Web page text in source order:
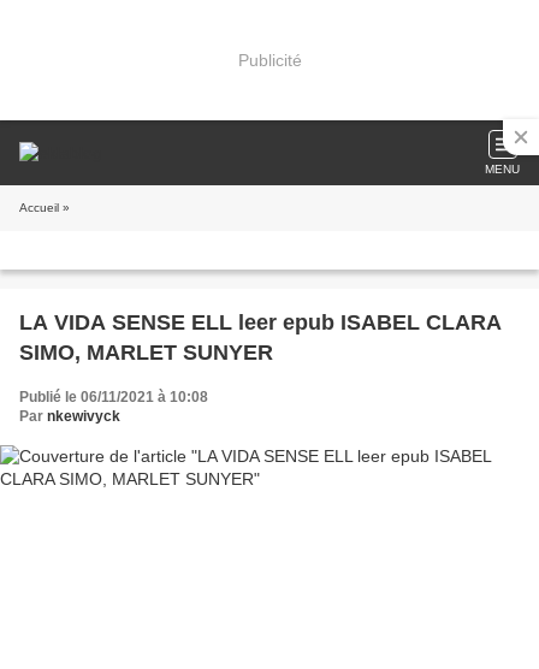
Publicité
MENU
Accueil »
LA VIDA SENSE ELL leer epub ISABEL CLARA
SIMO, MARLET SUNYER
Publié le 06/11/2021 à 10:08
Par nkewivyck